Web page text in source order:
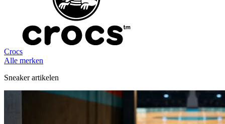
Crocs
Alle merken
Sneaker artikelen